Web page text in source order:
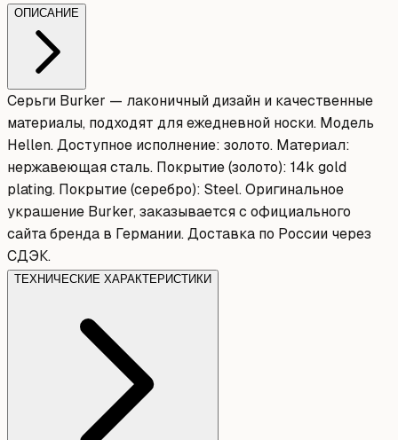
ОПИСАНИЕ
Серьги Burker — лаконичный дизайн и качественные
материалы, подходят для ежедневной носки. Модель
Hellen. Доступное исполнение: золото. Материал:
нержавеющая сталь. Покрытие (золото): 14k gold
plating. Покрытие (серебро): Steel. Оригинальное
украшение Burker, заказывается с официального
сайта бренда в Германии. Доставка по России через
СДЭК.
ТЕХНИЧЕСКИЕ ХАРАКТЕРИСТИКИ